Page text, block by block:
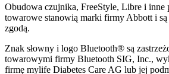
Obudowa czujnika, FreeStyle, Libre i inne
towarowe stanowią marki firmy Abbott i
zgodą.
Znak słowny i logo Bluetooth® są
towarowymi firmy Bluetooth SIG, Inc.,
firmę mylife Diabetes Care AG lub jej